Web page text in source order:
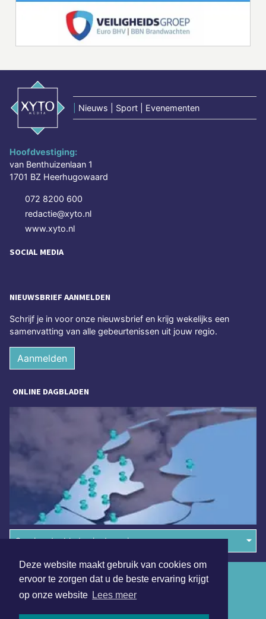
Deze website maakt gebruik van cookies om
ervoor te zorgen dat u de beste ervaring krijgt
op onze website Lees meer
Nieuws | Sport | Evenementen
Hoofdvestiging:
van Benthuizenlaan 1
1701 BZ Heerhugowaard
072 8200 600
redactie@xyto.nl
www.xyto.nl
SOCIAL MEDIA
NIEUWSBRIEF AANMELDEN
Schrijf je in voor onze nieuwsbrief en krijg wekelijks een
samenvatting van alle gebeurtenissen uit jouw regio.
Aanmelden
ONLINE DAGBLADEN
Overige dagbladen in de regio
Algemene voorwaarden
Disclaimer